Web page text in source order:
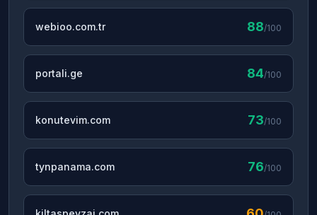
webioo.com.tr 88/100
portali.ge 84/100
konutevim.com 73/100
tynpanama.com 76/100